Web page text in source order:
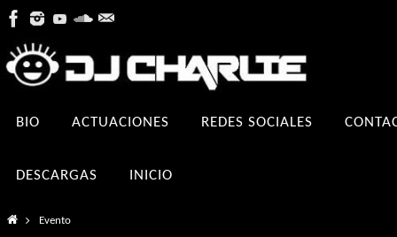
contenido
BIO ACTUACIONES REDES SOCIALES
DESCARGAS INICIO
InicioEvento